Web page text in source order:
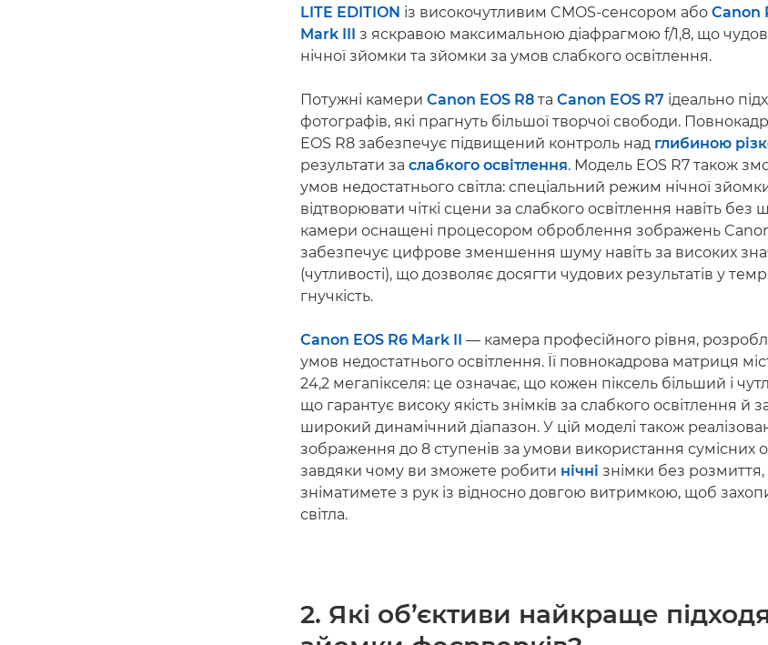
LITE EDITION із високочутливим CMOS-сенсором або Canon
Mark III з яскравою максимальною діафрагмою f/1,8, що
нічної зйомки та зйомки за умов слабкого освітлення.
Потужні камери Canon EOS R8 та Canon EOS R7 ідеально
фотографів, які прагнуть більшої творчої свободи.
EOS R8 забезпечує підвищений контроль над глибиною
результати за слабкого освітлення. Модель EOS R7 також
умов недостатнього світла: спеціальний режим нічної
відтворювати чіткі сцени за слабкого освітлення навіть без
камери оснащені процесором оброблення зображень
забезпечує цифрове зменшення шуму навіть за високих
(чутливості), що дозволяє досягти чудових результатів у
гнучкість.
Canon EOS R6 Mark II — камера професійного рівня,
умов недостатнього освітлення. Її повнокадрова матриця
24,2 мегапікселя: це означає, що кожен піксель більший і
що гарантує високу якість знімків за слабкого освітлення й
широкий динамічний діапазон. У цій моделі також
зображення до 8 ступенів за умови використання сумісних
завдяки чому ви зможете робити нічні знімки без розмиття,
зніматимете з рук із відносно довгою витримкою, щоб
світла.
2. Які об’єктиви найкраще